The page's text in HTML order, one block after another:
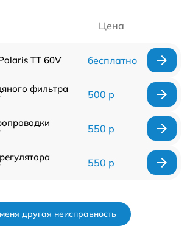
Цена
TT 60V бесплатно
фильтра
500 р
550 р
550 р
другая неисправность